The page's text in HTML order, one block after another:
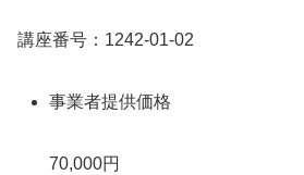
講座番号：1242-01-02
事業者提供価格
70,000円